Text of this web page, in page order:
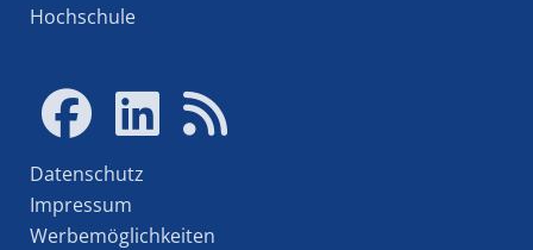
Hochschule
Datenschutz
Impressum
Werbemöglichkeiten